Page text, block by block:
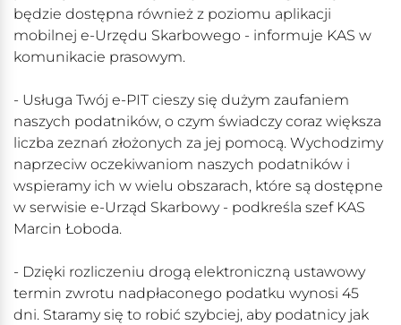
będzie dostępna również z poziomu aplikacji
mobilnej e-Urzędu Skarbowego - informuje KAS w
komunikacie prasowym.
- Usługa Twój e-PIT cieszy się dużym zaufaniem
naszych podatników, o czym świadczy coraz większa
liczba zeznań złożonych za jej pomocą. Wychodzimy
naprzeciw oczekiwaniom naszych podatników i
wspieramy ich w wielu obszarach, które są dostępne
w serwisie e-Urząd Skarbowy - podkreśla szef KAS
Marcin Łoboda.
- Dzięki rozliczeniu drogą elektroniczną ustawowy
termin zwrotu nadpłaconego podatku wynosi 45
dni. Staramy się to robić szybciej, aby podatnicy jak